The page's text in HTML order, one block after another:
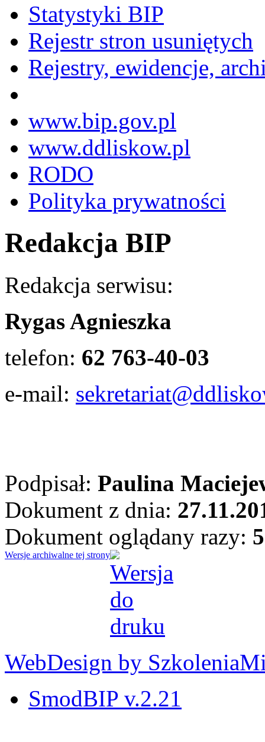
Statystyki BIP
Rejestr stron usuniętych
Rejestry, ewidencje,
www.bip.gov.pl
www.ddliskow.pl
RODO
Polityka prywatności
Redakcja BIP
Redakcja serwisu:
Rygas Agnieszka
telefon: 62 763-40-03
e-mail:
Podpisał: Paulina
Dokument z dnia:
Dokument oglądany razy:
Wersje archiwalne tej strony
WebDesign by
SmodBIP v.2.21